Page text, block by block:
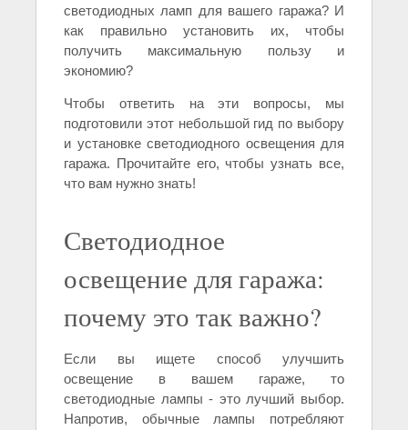
светодиодных ламп для вашего гаража? И
как правильно установить их, чтобы
получить максимальную пользу и
экономию?
Чтобы ответить на эти вопросы, мы
подготовили этот небольшой гид по выбору
и установке светодиодного освещения для
гаража. Прочитайте его, чтобы узнать все,
что вам нужно знать!
Светодиодное
освещение для гаража:
почему это так важно?
Если вы ищете способ улучшить
освещение в вашем гараже, то
светодиодные лампы - это лучший выбор.
Напротив, обычные лампы потребляют